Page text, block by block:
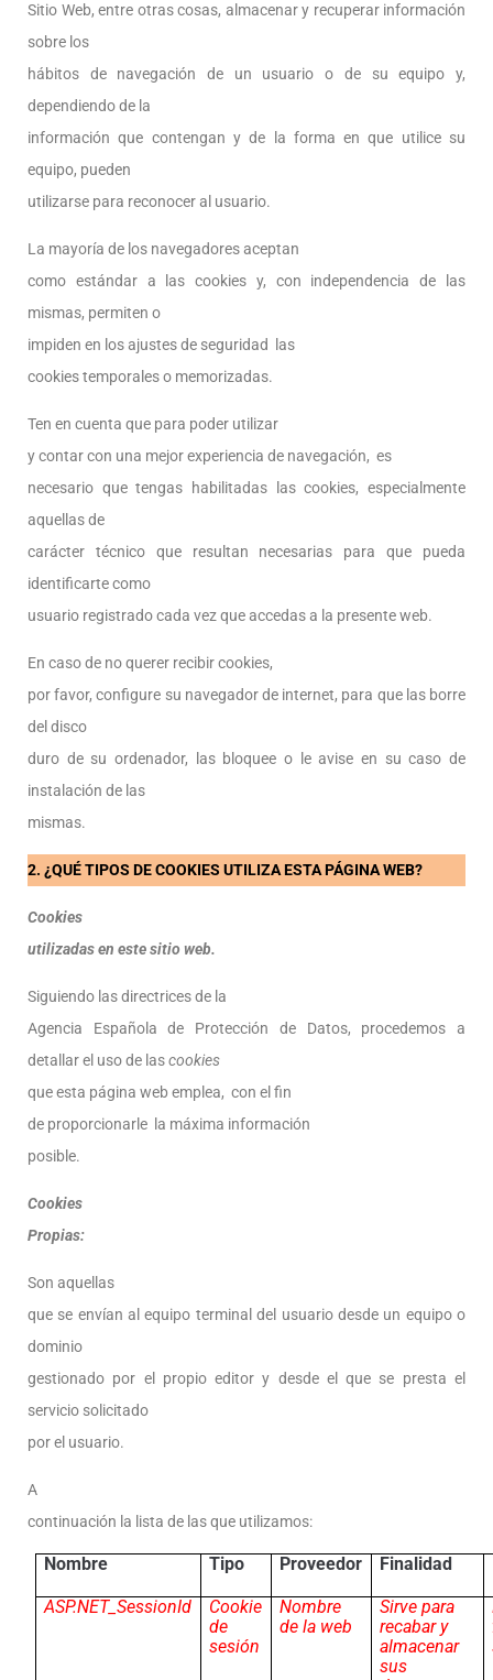
Sitio Web, entre otras cosas, almacenar y recuperar información
sobre los
hábitos de navegación de un usuario o de su equipo y,
dependiendo de la
información que contengan y de la forma en que utilice su
equipo, pueden
utilizarse para reconocer al usuario.
La mayoría de los navegadores aceptan
como estándar a las cookies y, con independencia de las
mismas, permiten o
impiden en los ajustes de seguridad las
cookies temporales o memorizadas.
Ten en cuenta que para poder utilizar
y contar con una mejor experiencia de navegación, es
necesario que tengas habilitadas las cookies, especialmente
aquellas de
carácter técnico que resultan necesarias para que pueda
identificarte como
usuario registrado cada vez que accedas a la presente web.
En caso de no querer recibir cookies,
por favor, configure su navegador de internet, para que las borre
del disco
duro de su ordenador, las bloquee o le avise en su caso de
instalación de las
mismas.
2. ¿QUÉ TIPOS DE COOKIES UTILIZA ESTA PÁGINA WEB?
Cookies
utilizadas en este sitio web.
Siguiendo las directrices de la
Agencia Española de Protección de Datos, procedemos a
detallar el uso de lascookies
que esta página web emplea, con el fin
de proporcionarle la máxima información
posible.
Cookies
Propias:
Son aquellas
que se envían al equipo terminal del usuario desde un equipo o
dominio
gestionado por el propio editor y desde el que se presta el
servicio solicitado
por el usuario.
A
continuación la lista de las que utilizamos:
Nombre Tipo Proveedor Finalidad
ASP.NET_SessionId
Cookie
de
sesión
Nombre
de la web
Sirve para
recabar y
almacenar
sus